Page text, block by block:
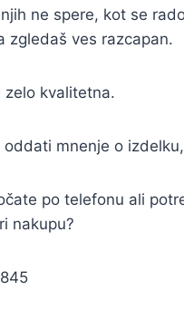
ne spere, kot se
zgledaš ves razcapan.
zelo kvalitetna.
oddati mnenje o izdelku,
po telefonu ali
nakupu?